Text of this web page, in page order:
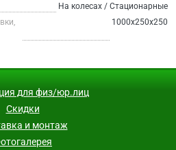
На колесах / Стационарные
1000х250х250
для физ/юр.лиц
Скидки
и монтаж